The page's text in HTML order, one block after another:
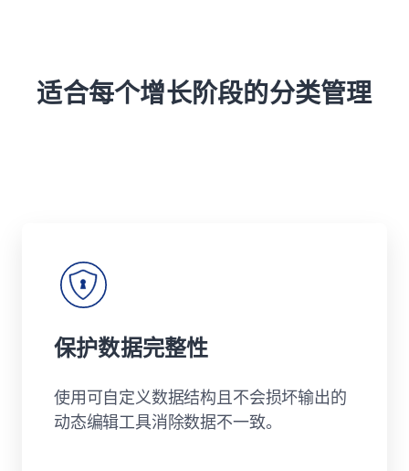
适合每个增长阶段的分类管理
保护数据完整性
使用可自定义数据结构且不会损坏输出的
动态编辑工具消除数据不一致。